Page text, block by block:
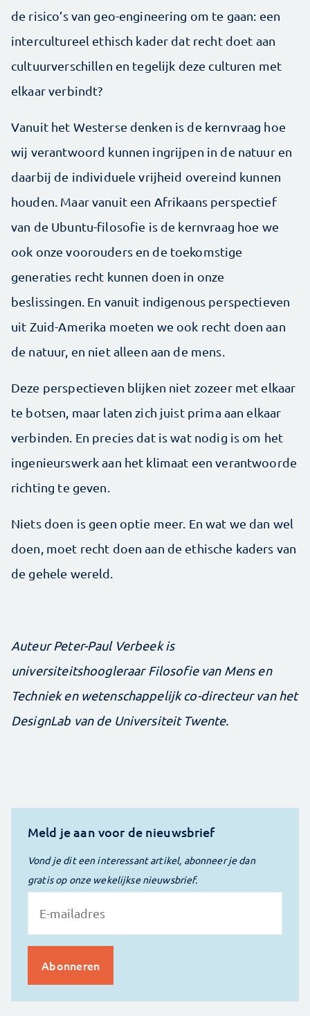
de risico’s van geo-­engineering om te gaan: een
intercultureel ethisch kader dat recht doet aan
cultuurverschillen en tegelijk deze culturen met
elkaar verbindt?
Vanuit het Westerse denken is de kernvraag hoe
wij verantwoord kunnen ingrijpen in de natuur en
daarbij de individuele vrijheid overeind kunnen
houden. Maar vanuit een Afrikaans perspectief
van de Ubuntu-filosofie is de kernvraag hoe we
ook onze voorouders en de toekomstige
generaties recht kunnen doen in onze
beslissingen. En vanuit indigenous perspectieven
uit Zuid-Amerika moeten we ook recht doen aan
de natuur, en niet alleen aan de mens.
Deze perspectieven blijken niet zozeer met elkaar
te botsen, maar laten zich juist prima aan elkaar
verbinden. En precies dat is wat nodig is om het
ingenieurswerk aan het klimaat een verantwoorde
richting te geven.
Niets doen is geen optie meer. En wat we dan wel
doen, moet recht doen aan de ethische kaders van
de gehele wereld.
Auteur Peter-Paul Verbeek is
universiteitshoogleraar Filosofie van Mens en
Techniek en wetenschappelijk co-directeur van het
DesignLab van de Universiteit Twente.
Meld je aan voor de nieuwsbrief
Vond je dit een interessant artikel, abonneer je dan
gratis op onze wekelijkse nieuwsbrief.